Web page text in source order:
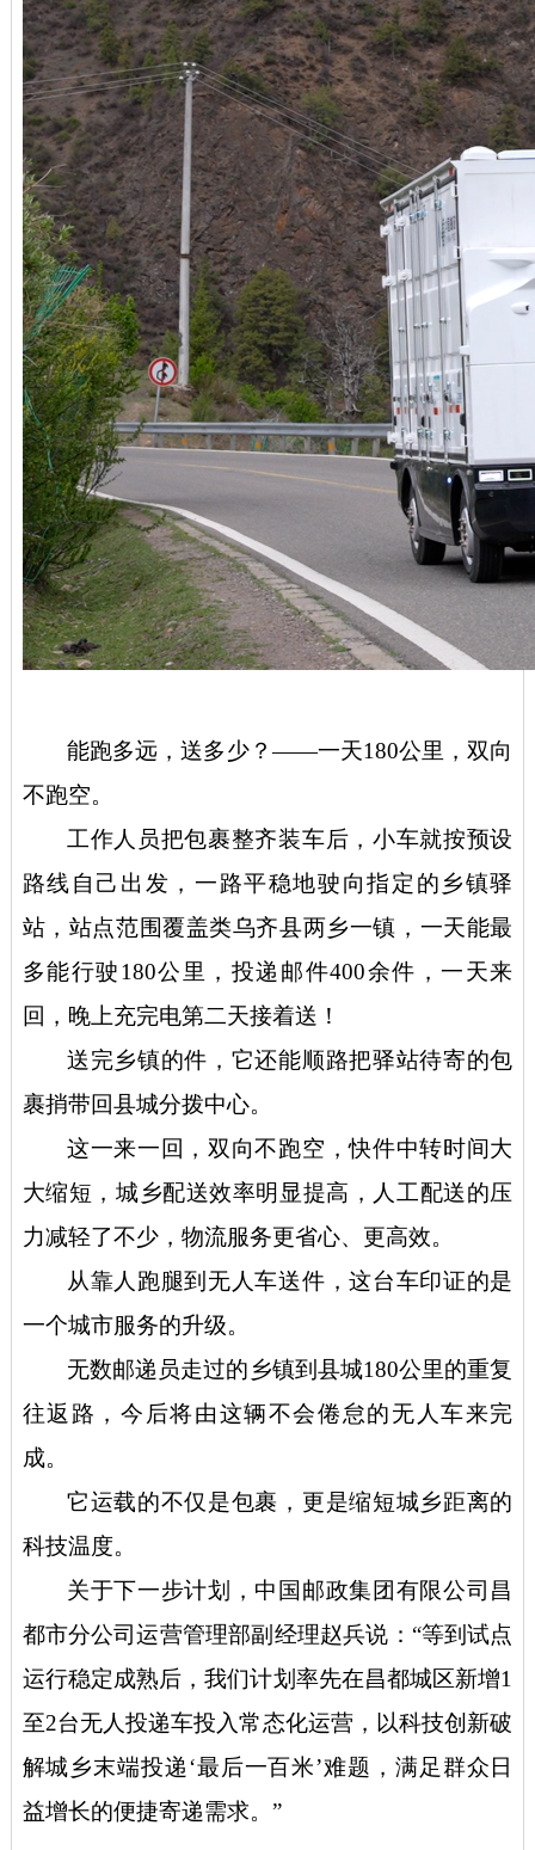
能跑多远，送多少？——一天180公里，双向
不跑空。
工作人员把包裹整齐装车后，小车就按预设
路线自己出发，一路平稳地驶向指定的乡镇驿
站，站点范围覆盖类乌齐县两乡一镇，一天能最
多能行驶180公里，投递邮件400余件，一天来
回，晚上充完电第二天接着送！
送完乡镇的件，它还能顺路把驿站待寄的包
裹捎带回县城分拨中心。
这一来一回，双向不跑空，快件中转时间大
大缩短，城乡配送效率明显提高，人工配送的压
力减轻了不少，物流服务更省心、更高效。
从靠人跑腿到无人车送件，这台车印证的是
一个城市服务的升级。
无数邮递员走过的乡镇到县城180公里的重复
往返路，今后将由这辆不会倦怠的无人车来完
成。
它运载的不仅是包裹，更是缩短城乡距离的
科技温度。
关于下一步计划，中国邮政集团有限公司昌
都市分公司运营管理部副经理赵兵说： “等到试点
运行稳定成熟后，我们计划率先在昌都城区新增1
至2台无人投递车投入常态化运营，以科技创新破
解城乡末端投递‘最后一百米’难题，满足群众日
益增长的便捷寄递需求。”